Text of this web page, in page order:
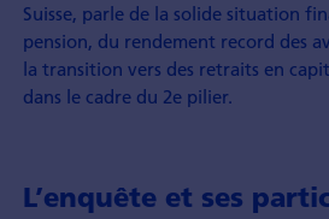
Suisse, parle de la solide situation
pension, du rendement record des
la transition vers des retraits en
dans le cadre du 2e pilier.
L’enquête et ses